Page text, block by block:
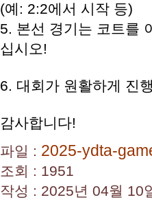
(예: 2:2에서 시작 등)
5. 본선 경기는 코트를
십시오!
6. 대회가 원활하게 진
감사합니다!
파일 : 2025-ydta-
조회 : 1951
작성 : 2025년 04월 10